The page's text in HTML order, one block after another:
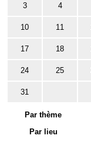
3 4
10 11
17 18
24 25
31
Par thème
Par lieu